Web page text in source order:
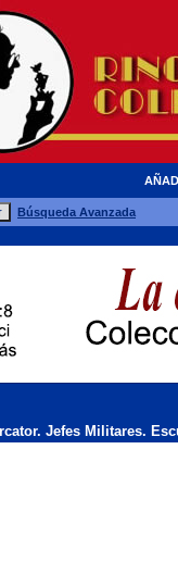
Búsqueda Avanzada
Jefes Militares.